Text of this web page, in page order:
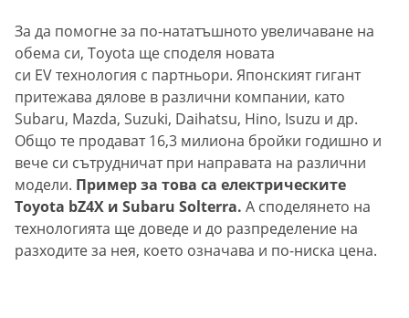
За да помогне за по-нататъшното увеличаване на
обема си, Toyota ще споделя новата
си EV технология с партньори. Японският гигант
притежава дялове в различни компании, като
Subaru, Mazda, Suzuki, Daihatsu, Hino, Isuzu и др.
Общо те продават 16,3 милиона бройки годишно и
вече си сътрудничат при направата на различни
модели. Пример за това са електрическите
Toyota bZ4X и Subaru Solterra. А споделянето на
технологията ще доведе и до разпределение на
разходите за нея, което означава и по-ниска цена.